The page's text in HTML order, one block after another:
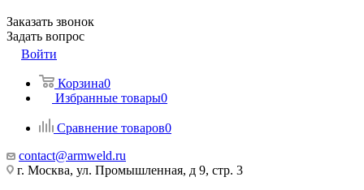
Заказать звонок
Задать вопрос
Войти
Корзина0
Избранные товары0
Сравнение товаров0
contact@armweld.ru
г. Москва, ул. Промышленная, д 9, стр. 3